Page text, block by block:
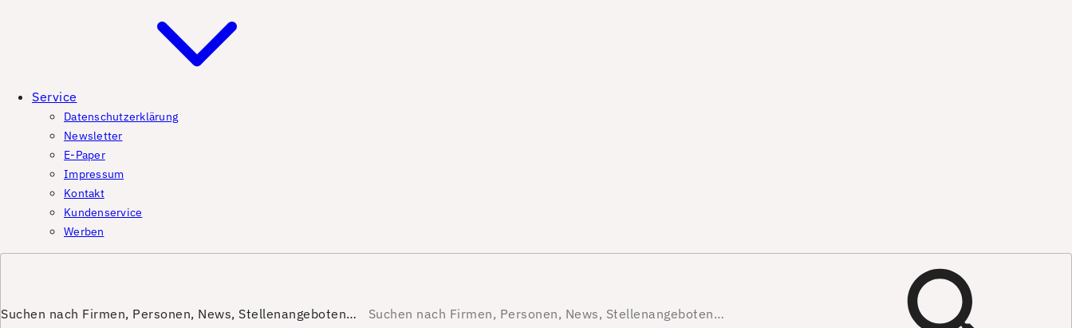
Service
Datenschutzerklärung
Newsletter
E-Paper
Impressum
Kontakt
Kundenservice
Werben
Suchen nach Firmen, Personen, News, Stellenangeboten…